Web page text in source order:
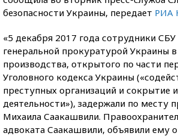
безопасности Украины, передает РИА
«5 декабря 2017 года сотрудники
генеральной прокуратурой Украины
производства, открытого по части
Уголовного кодекса Украины
преступных организаций и сокрытие
деятельности»), задержали по месту
Михаила Саакашвили.
адвоката Саакашвили, объявили ему